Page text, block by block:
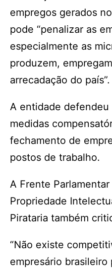
empregos gerados
pode “penalizar as
especialmente as
produzem,
arrecadação do país”.
A entidade defendeu
medidas
fechamento de
postos de trabalho.
A Frente
Propriedade
Pirataria também
“Não existe
empresário